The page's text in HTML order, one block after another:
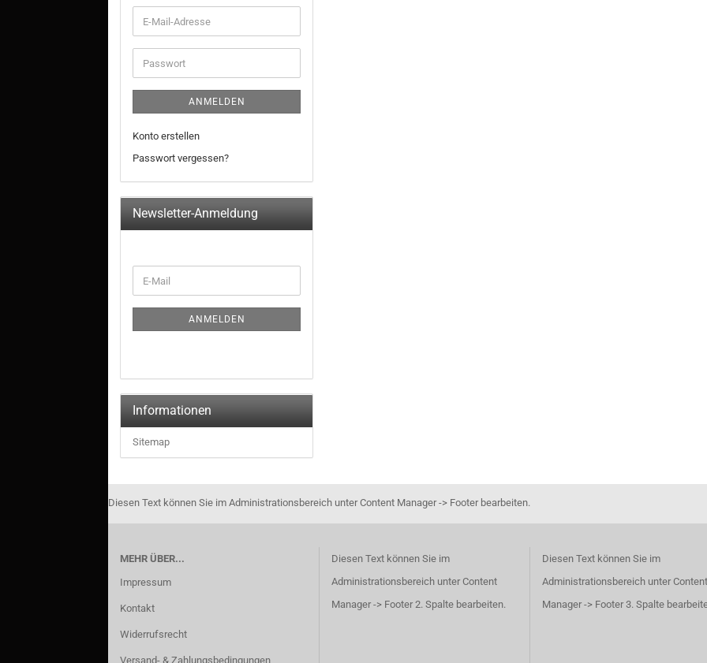
ANMELDEN
Konto erstellen
Passwort vergessen?
Newsletter-Anmeldung
ANMELDEN
Informationen
Sitemap
Diesen Text können Sie im Administrationsbereich unter Content Manager -> Footer bearbeiten.
MEHR ÜBER...
Impressum
Kontakt
Widerrufsrecht
Versand- & Zahlungsbedingungen
Diesen Text können Sie im
Administrationsbereich unter Content
Manager -> Footer 2. Spalte bearbeiten.
Diesen Text können Sie im
Administrationsbereich unter Content
Manager -> Footer 3. Spalte